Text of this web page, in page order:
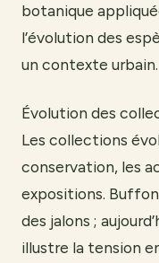
botanique
l’évolution des
un contexte urbain.
Évolution des
Les collections
conservation, les
expositions.
des jalons ;
illustre la tension